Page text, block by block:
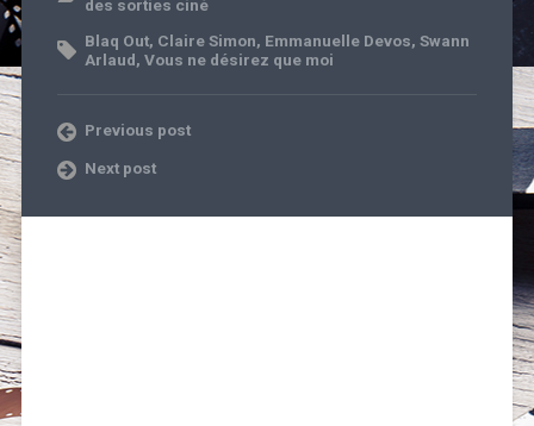
des sorties ciné
Blaq Out, Claire Simon, Emmanuelle Devos, Swann
Arlaud, Vous ne désirez que moi
Previous post
Next post